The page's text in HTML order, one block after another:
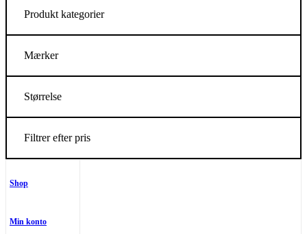
Produkt kategorier
Mærker
Størrelse
Filtrer efter pris
Shop
Min konto